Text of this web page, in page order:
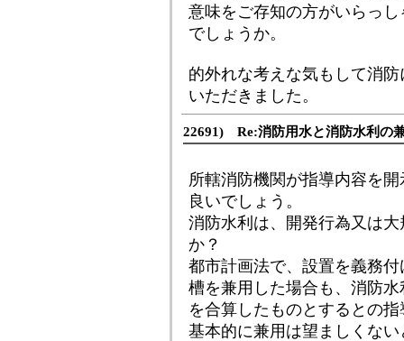
意味をご存知の方がいらっ
でしょうか。
的外れな考えな気もして消
いただきました。
22691) Re:消防用水と消防水利の
所轄消防機関が指導内容を
良いでしょう。
消防水利は、開発行為又は
か？
都市計画法で、設置を義務
槽を兼用した場合も、消防
を合算したものとするとの
基本的に兼用は望ましくな